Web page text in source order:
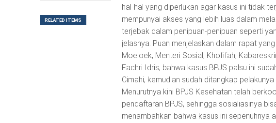
hal-hal yang diperlukan agar kasus ini tidak
mempunyai akses yang lebih luas dalam
terjebak dalam penipuan-penipuan seperti
jelasnya. Puan menjelaskan dalam rapat
Moeloek, Menteri Sosial, Khofifah,
Fachri Idris, bahwa kasus BPJS palsu ini
Cimahi, kemudian sudah ditangkap
Menurutnya kini BPJS Kesehatan telah
pendaftaran BPJS, sehingga sosialiasinya
menambahkan bahwa kasus ini sepenuhnya
RELATED ITEMS